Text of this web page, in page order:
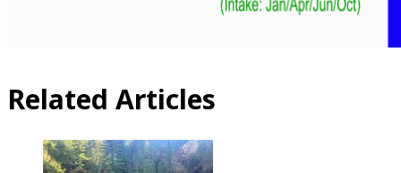
Related Articles